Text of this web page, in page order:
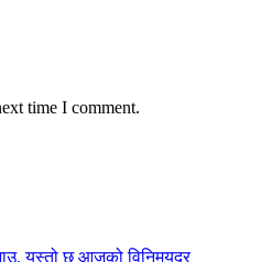
time I comment.
यस्तो छ आजको विनिमयदर